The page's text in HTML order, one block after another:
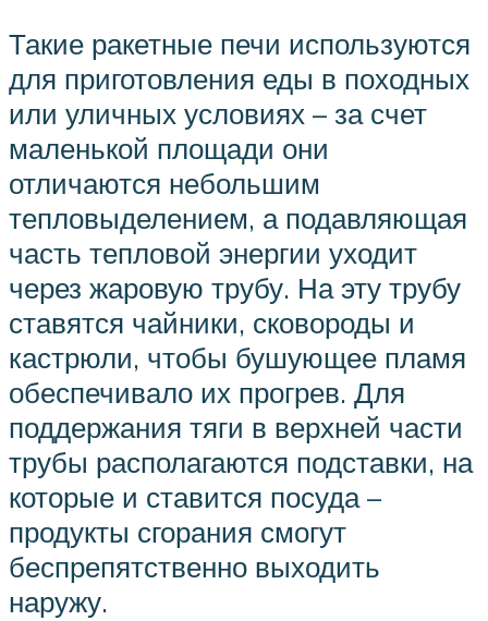
Такие ракетные печи используются
для приготовления еды в походных
или уличных условиях – за счет
маленькой площади они
отличаются небольшим
тепловыделением, а подавляющая
часть тепловой энергии уходит
через жаровую трубу. На эту трубу
ставятся чайники, сковороды и
кастрюли, чтобы бушующее пламя
обеспечивало их прогрев. Для
поддержания тяги в верхней части
трубы располагаются подставки, на
которые и ставится посуда –
продукты сгорания смогут
беспрепятственно выходить
наружу.